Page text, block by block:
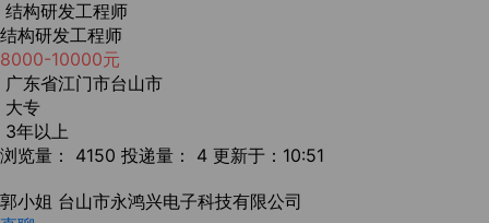
结构研发工程师
结构研发工程师
8000-10000元
广东省江门市台山市
大专
3年以上
浏览量： 4150 投递量： 4 更新于：10:51
郭小姐 台山市永鸿兴电子科技有限公司